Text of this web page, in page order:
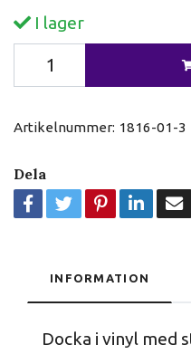
I lager
Artikelnummer: 1816-01-3
Dela
INFORMATION
Docka i vinyl med